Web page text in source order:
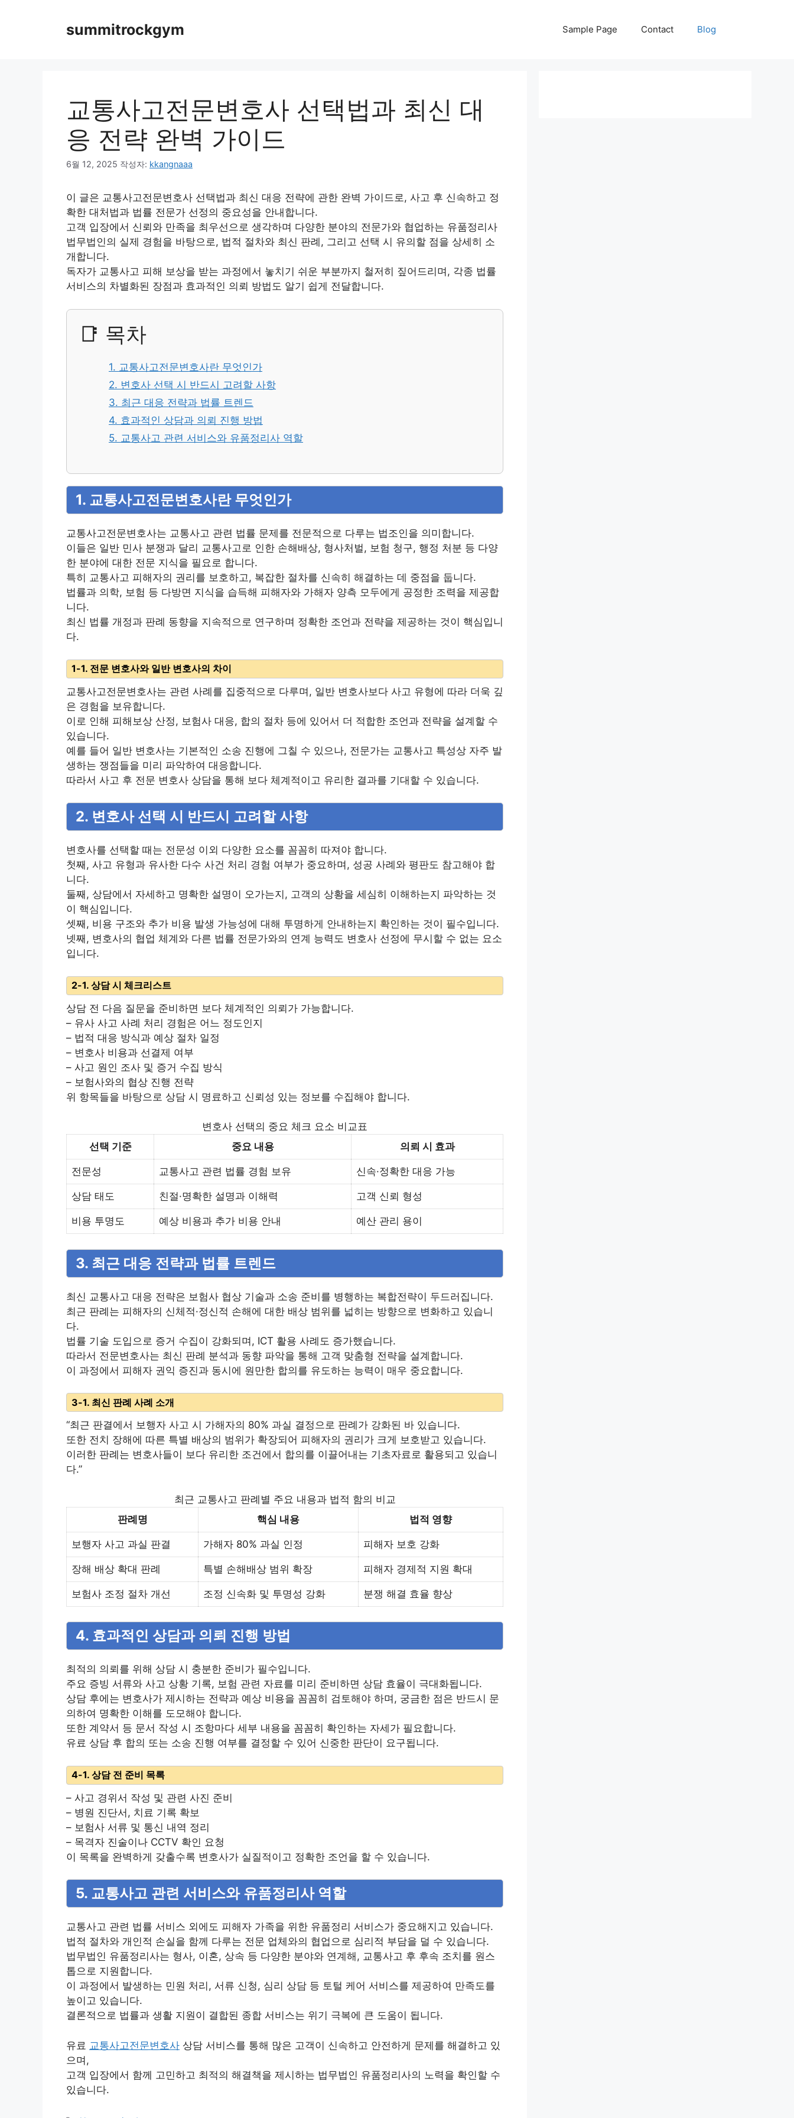
summitrockgym Sample Page Contact Blog
교통사고전문변호사 선택법과 최신 대
응 전략 완벽 가이드
6월 12, 2025 작성자: kkangnaaa
이 글은 교통사고전문변호사 선택법과 최신 대응 전략에 관한 완벽 가이드로, 사고 후 신속하고 정
확한 대처법과 법률 전문가 선정의 중요성을 안내합니다.
고객 입장에서 신뢰와 만족을 최우선으로 생각하며 다양한 분야의 전문가와 협업하는 유품정리사
법무법인의 실제 경험을 바탕으로, 법적 절차와 최신 판례, 그리고 선택 시 유의할 점을 상세히 소
개합니다.
독자가 교통사고 피해 보상을 받는 과정에서 놓치기 쉬운 부분까지 철저히 짚어드리며, 각종 법률
서비스의 차별화된 장점과 효과적인 의뢰 방법도 알기 쉽게 전달합니다.
📑 목차
1. 교통사고전문변호사란 무엇인가
2. 변호사 선택 시 반드시 고려할 사항
3. 최근 대응 전략과 법률 트렌드
4. 효과적인 상담과 의뢰 진행 방법
5. 교통사고 관련 서비스와 유품정리사 역할
1. 교통사고전문변호사란 무엇인가
교통사고전문변호사는 교통사고 관련 법률 문제를 전문적으로 다루는 법조인을 의미합니다.
이들은 일반 민사 분쟁과 달리 교통사고로 인한 손해배상, 형사처벌, 보험 청구, 행정 처분 등 다양
한 분야에 대한 전문 지식을 필요로 합니다.
특히 교통사고 피해자의 권리를 보호하고, 복잡한 절차를 신속히 해결하는 데 중점을 둡니다.
법률과 의학, 보험 등 다방면 지식을 습득해 피해자와 가해자 양측 모두에게 공정한 조력을 제공합
니다.
최신 법률 개정과 판례 동향을 지속적으로 연구하며 정확한 조언과 전략을 제공하는 것이 핵심입니
다.
1-1. 전문 변호사와 일반 변호사의 차이
교통사고전문변호사는 관련 사례를 집중적으로 다루며, 일반 변호사보다 사고 유형에 따라 더욱 깊
은 경험을 보유합니다.
이로 인해 피해보상 산정, 보험사 대응, 합의 절차 등에 있어서 더 적합한 조언과 전략을 설계할 수
있습니다.
예를 들어 일반 변호사는 기본적인 소송 진행에 그칠 수 있으나, 전문가는 교통사고 특성상 자주 발
생하는 쟁점들을 미리 파악하여 대응합니다.
따라서 사고 후 전문 변호사 상담을 통해 보다 체계적이고 유리한 결과를 기대할 수 있습니다.
2. 변호사 선택 시 반드시 고려할 사항
변호사를 선택할 때는 전문성 이외 다양한 요소를 꼼꼼히 따져야 합니다.
첫째, 사고 유형과 유사한 다수 사건 처리 경험 여부가 중요하며, 성공 사례와 평판도 참고해야 합
니다.
둘째, 상담에서 자세하고 명확한 설명이 오가는지, 고객의 상황을 세심히 이해하는지 파악하는 것
이 핵심입니다.
셋째, 비용 구조와 추가 비용 발생 가능성에 대해 투명하게 안내하는지 확인하는 것이 필수입니다.
넷째, 변호사의 협업 체계와 다른 법률 전문가와의 연계 능력도 변호사 선정에 무시할 수 없는 요소
입니다.
2-1. 상담 시 체크리스트
상담 전 다음 질문을 준비하면 보다 체계적인 의뢰가 가능합니다.
– 유사 사고 사례 처리 경험은 어느 정도인지
– 법적 대응 방식과 예상 절차 일정
– 변호사 비용과 선결제 여부
– 사고 원인 조사 및 증거 수집 방식
– 보험사와의 협상 진행 전략
위 항목들을 바탕으로 상담 시 명료하고 신뢰성 있는 정보를 수집해야 합니다.
변호사 선택의 중요 체크 요소 비교표
선택 기준
중요 내용 의뢰 시 효과
전문성 교통사고 관련 법률 경험 보유 신속·정확한 대응 가능
상담 태도 친절·명확한 설명과 이해력 고객 신뢰 형성
비용 투명도 예상 비용과 추가 비용 안내 예산 관리 용이
3. 최근 대응 전략과 법률 트렌드
최신 교통사고 대응 전략은 보험사 협상 기술과 소송 준비를 병행하는 복합전략이 두드러집니다.
최근 판례는 피해자의 신체적·정신적 손해에 대한 배상 범위를 넓히는 방향으로 변화하고 있습니
다.
법률 기술 도입으로 증거 수집이 강화되며, ICT 활용 사례도 증가했습니다.
따라서 전문변호사는 최신 판례 분석과 동향 파악을 통해 고객 맞춤형 전략을 설계합니다.
이 과정에서 피해자 권익 증진과 동시에 원만한 합의를 유도하는 능력이 매우 중요합니다.
3-1. 최신 판례 사례 소개
“최근 판결에서 보행자 사고 시 가해자의 80% 과실 결정으로 판례가 강화된 바 있습니다.
또한 전치 장해에 따른 특별 배상의 범위가 확장되어 피해자의 권리가 크게 보호받고 있습니다.
이러한 판례는 변호사들이 보다 유리한 조건에서 합의를 이끌어내는 기초자료로 활용되고 있습니
다.”
최근 교통사고 판례별 주요 내용과 법적 함의 비교
판례명
핵심 내용 법적 영향
보행자 사고 과실 판결 가해자 80% 과실 인정 피해자 보호 강화
장해 배상 확대 판례 특별 손해배상 범위 확장 피해자 경제적 지원 확대
보험사 조정 절차 개선 조정 신속화 및 투명성 강화 분쟁 해결 효율 향상
4. 효과적인 상담과 의뢰 진행 방법
최적의 의뢰를 위해 상담 시 충분한 준비가 필수입니다.
주요 증빙 서류와 사고 상황 기록, 보험 관련 자료를 미리 준비하면 상담 효율이 극대화됩니다.
상담 후에는 변호사가 제시하는 전략과 예상 비용을 꼼꼼히 검토해야 하며, 궁금한 점은 반드시 문
의하여 명확한 이해를 도모해야 합니다.
또한 계약서 등 문서 작성 시 조항마다 세부 내용을 꼼꼼히 확인하는 자세가 필요합니다.
유료 상담 후 합의 또는 소송 진행 여부를 결정할 수 있어 신중한 판단이 요구됩니다.
4-1. 상담 전 준비 목록
– 사고 경위서 작성 및 관련 사진 준비
– 병원 진단서, 치료 기록 확보
– 보험사 서류 및 통신 내역 정리
– 목격자 진술이나 CCTV 확인 요청
이 목록을 완벽하게 갖출수록 변호사가 실질적이고 정확한 조언을 할 수 있습니다.
5. 교통사고 관련 서비스와 유품정리사 역할
교통사고 관련 법률 서비스 외에도 피해자 가족을 위한 유품정리 서비스가 중요해지고 있습니다.
법적 절차와 개인적 손실을 함께 다루는 전문 업체와의 협업으로 심리적 부담을 덜 수 있습니다.
법무법인 유품정리사는 형사, 이혼, 상속 등 다양한 분야와 연계해, 교통사고 후 후속 조치를 원스
톱으로 지원합니다.
이 과정에서 발생하는 민원 처리, 서류 신청, 심리 상담 등 토털 케어 서비스를 제공하여 만족도를
높이고 있습니다.
결론적으로 법률과 생활 지원이 결합된 종합 서비스는 위기 극복에 큰 도움이 됩니다.
유료 교통사고전문변호사 상담 서비스를 통해 많은 고객이 신속하고 안전하게 문제를 해결하고 있
으며,
고객 입장에서 함께 고민하고 최적의 해결책을 제시하는 법무법인 유품정리사의 노력을 확인할 수
있습니다.